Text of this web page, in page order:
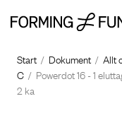
Start / Dokument / Allt
C / Powerdot 16 - 1
2 ka